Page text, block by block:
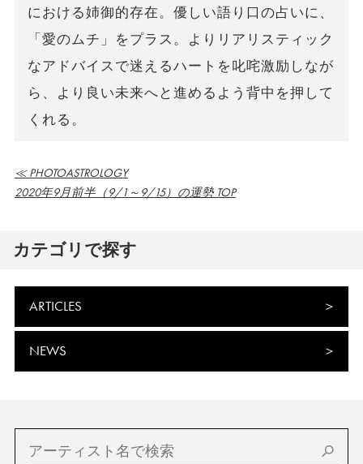
における姉御的存在。優しい語り口の占いに、
「愛のムチ」をプラス。よりリアリスティック
なアドバイスで迷えるハートを叱咤激励しなが
ら、より良い未来へと進めるよう背中を押して
くれる。
≪ PHOTOASTROLOGY
2020年9月前半（9/1～9/15）の運勢 TOP
カテゴリで探す
ARTICLES
NEWS